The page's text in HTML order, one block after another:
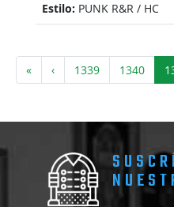
Estilo:PUNK R&R / HC
« ‹ 1339 1340